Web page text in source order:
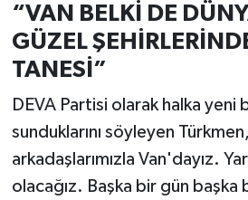
“VAN BELKİ DE
GÜZEL
TANESİ”
DEVA Partisi olarak halka yeni
sunduklarını söyleyen
arkadaşlarımızla Van'dayız.
olacağız. Başka bir gün başka